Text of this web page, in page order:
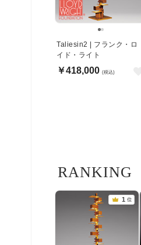
Taliesin2 | フランク・ロ
イド・ライト
￥418,000 (税込)
RANKING